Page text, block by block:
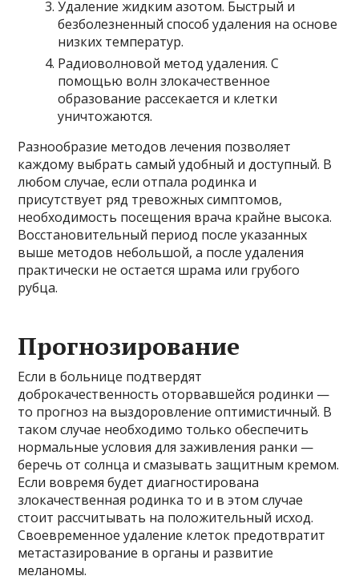
Удаление жидким азотом. Быстрый и
безболезненный способ удаления на основе
низких температур.
Радиоволновой метод удаления. С
помощью волн злокачественное
образование рассекается и клетки
уничтожаются.
Разнообразие методов лечения позволяет
каждому выбрать самый удобный и доступный. В
любом случае, если отпала родинка и
присутствует ряд тревожных симптомов,
необходимость посещения врача крайне высока.
Восстановительный период после указанных
выше методов небольшой, а после удаления
практически не остается шрама или грубого
рубца.
Прогнозирование
Если в больнице подтвердят
доброкачественность оторвавшейся родинки —
то прогноз на выздоровление оптимистичный. В
таком случае необходимо только обеспечить
нормальные условия для заживления ранки —
беречь от солнца и смазывать защитным кремом.
Если вовремя будет диагностирована
злокачественная родинка то и в этом случае
стоит рассчитывать на положительный исход.
Своевременное удаление клеток предотвратит
метастазирование в органы и развитие
меланомы.